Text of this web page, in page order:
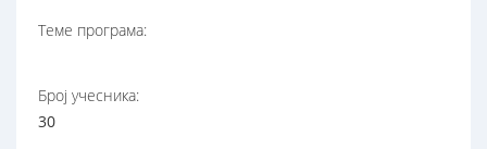
Теме програма:
Број учесника:
30